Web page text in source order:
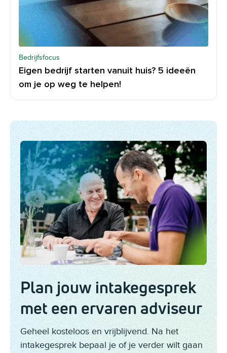
Bedrijfsfocus
Eigen bedrijf starten vanuit huis? 5 ideeën
om je op weg te helpen!
Plan jouw intakegesprek
met een ervaren adviseur
Geheel kosteloos en vrijblijvend. Na het
intakegesprek bepaal je of je verder wilt gaan